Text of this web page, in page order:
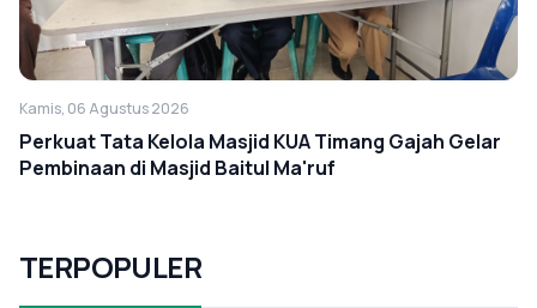
Kamis, 06 Agustus 2026
Perkuat Tata Kelola Masjid KUA Timang Gajah Gelar
Pembinaan di Masjid Baitul Ma'ruf
TERPOPULER